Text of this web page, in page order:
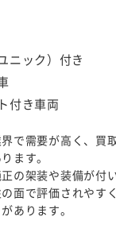
ニック）付き
付き車両
で需要が高く、買
ます。
の架装や装備が付
面で評価されやす
あります。